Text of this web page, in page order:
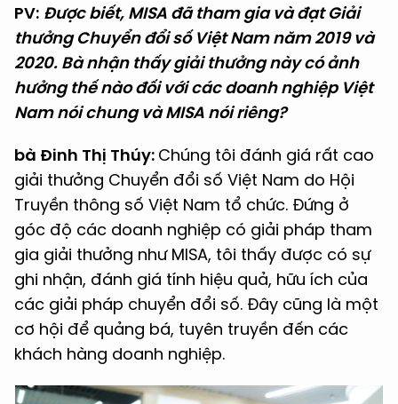
PV: Được biết, MISA đã tham gia và đạt Giải
thưởng Chuyển đổi số Việt Nam năm 2019 và
2020. Bà nhận thấy giải thưởng này có ảnh
hưởng thế nào đối với các doanh nghiệp Việt
Nam nói chung và MISA nói riêng?
bà Đinh Thị Thúy: Chúng tôi đánh giá rất cao
giải thưởng Chuyển đổi số Việt Nam do Hội
Truyền thông số Việt Nam tổ chức. Đứng ở
góc độ các doanh nghiệp có giải pháp tham
gia giải thưởng như MISA, tôi thấy được có sự
ghi nhận, đánh giá tính hiệu quả, hữu ích của
các giải pháp chuyển đổi số. Đây cũng là một
cơ hội để quảng bá, tuyên truyền đến các
khách hàng doanh nghiệp.